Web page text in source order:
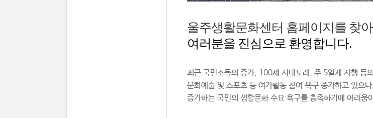
울주생활문화센터 홈페이지를 찾
여러분을 진심으로 환영합니다.
최근 국민소득의 증가, 100세 시대도래, 주 5일제 시행 등
문화예술 및 스포츠 등 여가활동 참여 욕구 증가하고 있으
증가하는 국민의 생활문화 수요 욕구를 충족하기에 어려움